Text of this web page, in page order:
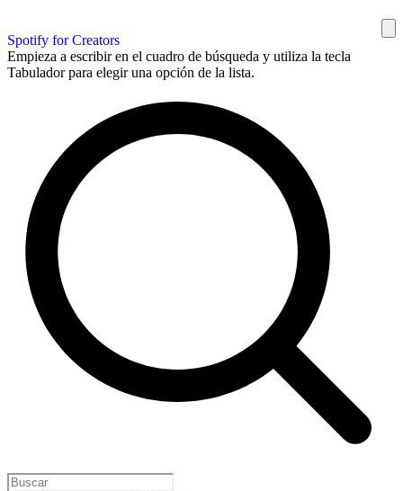
Spotify for Creators
Empieza a escribir en el cuadro de búsqueda y utiliza la tecla
Tabulador para elegir una opción de la lista.